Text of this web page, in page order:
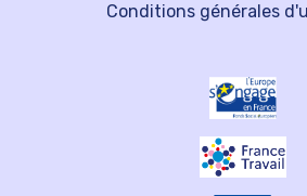
Conditions générales